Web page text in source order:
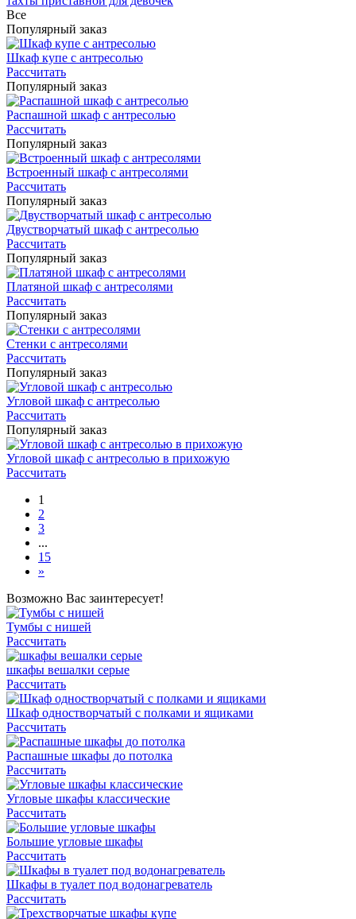
Все
Популярный заказ
Шкаф купе с антресолью
Рассчитать
Популярный заказ
Распашной шкаф с антресолью
Рассчитать
Популярный заказ
Встроенный шкаф с антресолями
Рассчитать
Популярный заказ
Двустворчатый шкаф с антресолью
Рассчитать
Популярный заказ
Платяной шкаф с антресолями
Рассчитать
Популярный заказ
Стенки с антресолями
Рассчитать
Популярный заказ
Угловой шкаф с антресолью
Рассчитать
Популярный заказ
Угловой шкаф с антресолью в прихожую
Рассчитать
1
2
3
...
15
»
Возможно Вас заинтересует!
Тумбы с нишей
Рассчитать
шкафы вешалки серые
Рассчитать
Шкаф одностворчатый с полками и ящиками
Рассчитать
Распашные шкафы до потолка
Рассчитать
Угловые шкафы классические
Рассчитать
Большие угловые шкафы
Рассчитать
Шкафы в туалет под водонагреватель
Рассчитать